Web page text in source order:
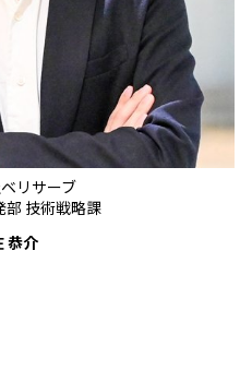
リサーブ
部 技術戦略課
恭介